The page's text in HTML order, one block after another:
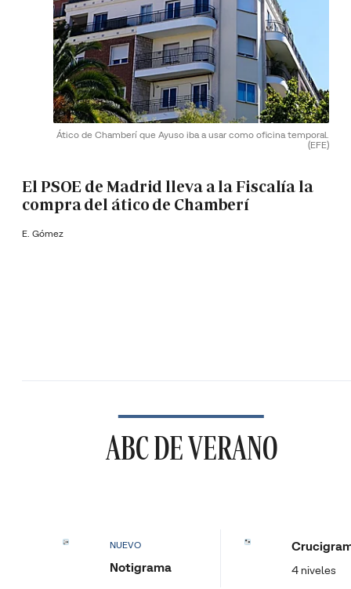
Ático de Chamberí que Ayuso iba a usar como oficina temporal.
(EFE)
El PSOE de Madrid lleva a la Fiscalía la
compra del ático de Chamberí
E. Gómez
ABC DE VERANO
NUEVO
Notigrama 4 niveles